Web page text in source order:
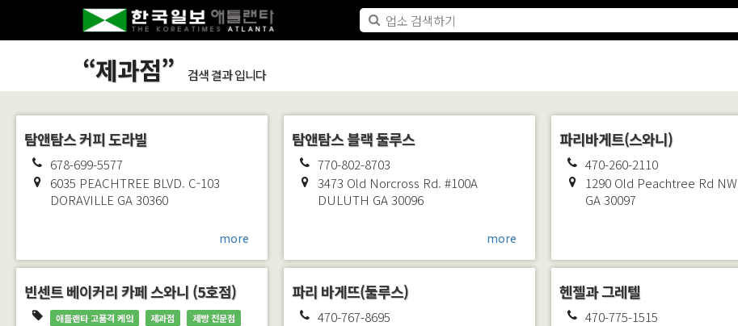
“제과점” 검색 결과 입니다
탐앤탐스 커피 도라빌
678-699-5577
6035 PEACHTREE BLVD. C-103
DORAVILLE GA30360
more
빈센트 베이커리 카페 스와니 (5호점)
애틀랜타 고품격 케잌 제과점 제빵 전문점
탐앤탐스 블랙 둘루스
770-802-8703
3473 Old Norcross Rd. #100A
DULUTH GA30096
more
파리 바게뜨(둘루스)
470-767-8695
파리바게트(스와니)
470-260-2110
1290 Old Peachtree Rd NW
GA30097
헨젤과 그레텔
470-775-1515